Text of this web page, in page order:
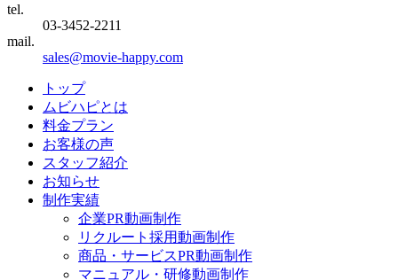
tel.
03-3452-2211
mail.
sales@movie-happy.com
トップ
ムビハピとは
料金プラン
お客様の声
スタッフ紹介
お知らせ
制作実績
企業PR動画制作
リクルート採用動画制作
商品・サービスPR動画制作
マニュアル・研修動画制作